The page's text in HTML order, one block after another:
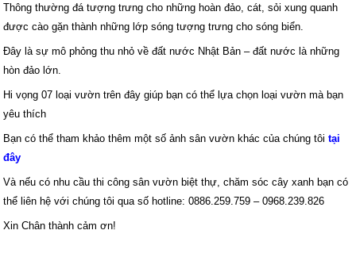
Thông thường đá tượng trưng cho những hoàn đảo, cát, sỏi xung quanh
được cào gặn thành những lớp sóng tượng trưng cho sóng biển.
Đây là sự mô phỏng thu nhỏ về đất nước Nhật Bản – đất nước là những
hòn đảo lớn.
Hi vọng 07 loại vườn trên đây giúp bạn có thể lựa chọn loại vườn mà bạn
yêu thích
Bạn có thể tham khảo thêm một số ảnh sân vườn khác của chúng tôi tại
đây
Và nếu có nhu cầu thi công sân vườn biệt thự, chăm sóc cây xanh bạn có
thể liên hệ với chúng tôi qua số hotline: 0886.259.759 – 0968.239.826
Xin Chân thành cảm ơn!